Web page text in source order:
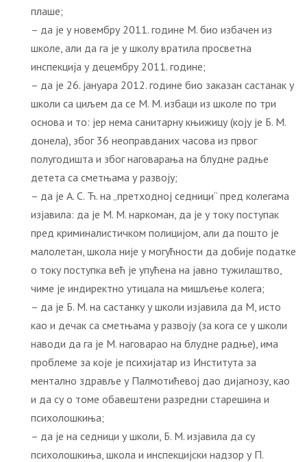
плаше;
– да је у новембру 2011. године М. био избачен из
школе, али да га је у школу вратила просветна
инспекција у децембру 2011. године;
– да је 26. јануара 2012. године био заказан састанак у
школи са циљем да се М. М. избаци из школе по три
основа и то: јер нема санитарну књижицу (коју је Б. М.
донела), због 36 неоправданих часова из првог
полугодишта и због наговарања на блудне радње
детета са сметњама у развоју;
– да је А. С. Ћ. на „претходној седници“ пред колегама
изјавила: да је М. М. наркоман, да је у току поступак
пред криминалистичком полицијом, али да пошто је
малолетан, школа није у могућности да добије податке
о току поступка већ је упућена на јавно тужилаштво,
чиме је индиректно утицала на мишљење колега;
– да је Б. М. на састанку у школи изјавила да М, исто
као и дечак са сметњама у развоју (за кога се у школи
наводи да га је М. наговарао на блудне радње), има
проблеме за које је психијатар из Института за
ментално здравље у Палмотићевој дао дијагнозу, као
и да су о томе обавештени разредни старешина и
психолошкиња;
– да је на седници у школи, Б. М. изјавила да су
психолошкиња, школа и инспекцијски надзор у П.